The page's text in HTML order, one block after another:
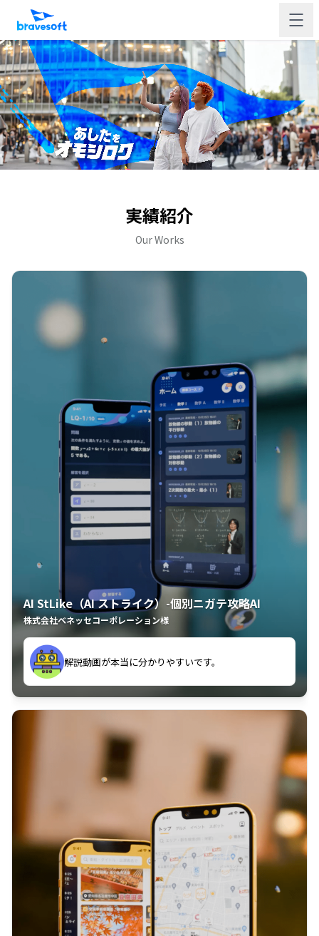
実績紹介
Our Works
AI StLike（AI ストライク）-個別ニガテ攻略AI
株式会社ベネッセコーポレーション様
古文漢文を主に使わせていただいているが、復習する
のに非常に役立っている。
解説動画が本当に分かりやすいです。